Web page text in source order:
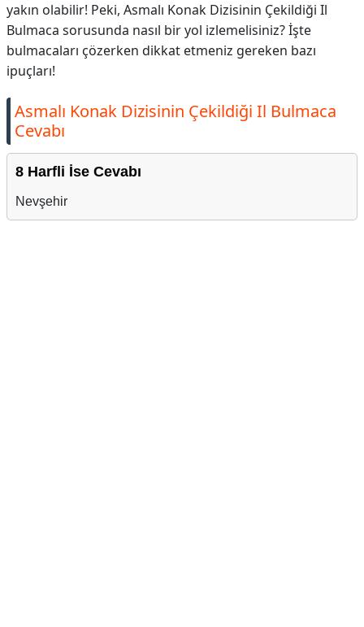
yakın olabilir! Peki, Asmalı Konak Dizisinin Çekildiği Il
Bulmaca sorusunda nasıl bir yol izlemelisiniz? İşte
bulmacaları çözerken dikkat etmeniz gereken bazı
ipuçları!
Asmalı Konak Dizisinin Çekildiği Il Bulmaca
Cevabı
8 Harfli İse Cevabı
Nevşehir